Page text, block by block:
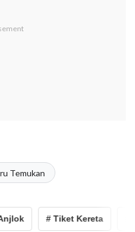
Temukan
# Tiket Kereta